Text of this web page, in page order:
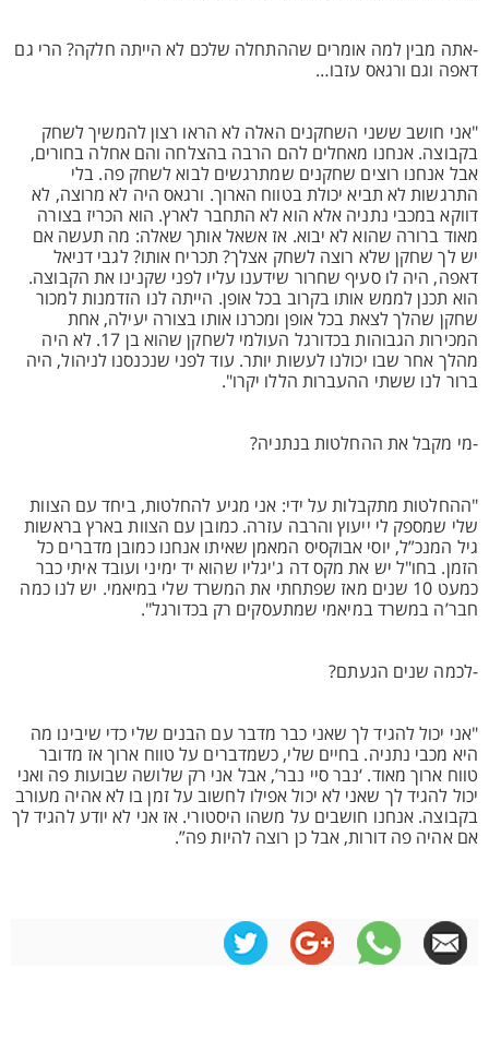
-אתה מבין למה אומרים שההתחלה שלכם לא הייתה חלקה? הרי גם
דאפה וגם ורגאס עזבו…
"אני חושב ששני השחקנים האלה לא הראו רצון להמשיך לשחק
בקבוצה. אנחנו מאחלים להם הרבה בהצלחה והם אחלה בחורים,
אבל אנחנו רוצים שחקנים שמתרגשים לבוא לשחק פה. בלי
התרגשות לא תביא יכולת בטווח הארוך. ורגאס היה לא מרוצה, לא
דווקא במכבי נתניה אלא הוא לא התחבר לארץ. הוא הכריז בצורה
מאוד ברורה שהוא לא יבוא. אז אשאל אותך שאלה: מה תעשה אם
יש לך שחקן שלא רוצה לשחק אצלך? תכריח אותו? לגבי דניאל
דאפה, היה לו סעיף שחרור שידענו עליו לפני שקנינו את הקבוצה.
הוא תכנן לממש אותו בקרוב בכל אופן. הייתה לנו הזדמנות למכור
שחקן שהלך לצאת בכל אופן ומכרנו אותו בצורה יעילה, אחת
המכירות הגבוהות בכדורגל העולמי לשחקן שהוא בן 17. לא היה
מהלך אחר שבו יכולנו לעשות יותר. עוד לפני שנכנסנו לניהול, היה
ברור לנו ששתי ההעברות הללו יקרו".
-מי מקבל את ההחלטות בנתניה?
"ההחלטות מתקבלות על ידי: אני מגיע להחלטות, ביחד עם הצוות
שלי שמספק לי ייעוץ והרבה עזרה. כמובן עם הצוות בארץ בראשות
גיל המנכ”ל, יוסי אבוקסיס המאמן שאיתו אנחנו כמובן מדברים כל
הזמן. בחו"ל יש את מקס דה ג'יגליו שהוא יד ימיני ועובד איתי כבר
כמעט 10 שנים מאז שפתחתי את המשרד שלי במיאמי. יש לנו כמה
חבר’ה במשרד במיאמי שמתעסקים רק בכדורגל".
-לכמה שנים הגעתם?
"אני יכול להגיד לך שאני כבר מדבר עם הבנים שלי כדי שיבינו מה
היא מכבי נתניה. בחיים שלי, כשמדברים על טווח ארוך אז מדובר
טווח ארוך מאוד. ‘נבר סיי נבר’, אבל אני רק שלושה שבועות פה ואני
יכול להגיד לך שאני לא יכול אפילו לחשוב על זמן בו לא אהיה מעורב
בקבוצה. אנחנו חושבים על משהו היסטורי. אז אני לא יודע להגיד לך
אם אהיה פה דורות, אבל כן רוצה להיות פה”.